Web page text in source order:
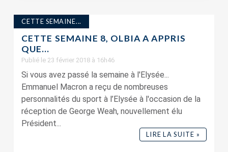
CETTE SEMAINE...
CETTE SEMAINE 8, OLBIA A APPRIS
QUE…
Publié le 23 février 2018 à 16h46
Si vous avez passé la semaine à l'Elysée...
Emmanuel Macron a reçu de nombreuses
personnalités du sport à l’Elysée à l'occasion de la
réception de George Weah, nouvellement élu
Président...
LIRE LA SUITE »